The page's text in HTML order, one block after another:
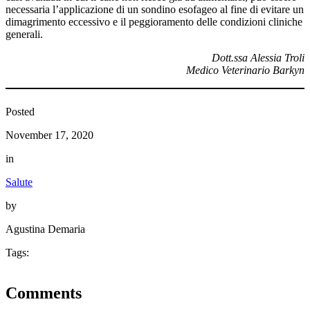
necessaria l’applicazione di un sondino esofageo al fine di evitare un
dimagrimento eccessivo e il peggioramento delle condizioni cliniche
generali.
Dott.ssa Alessia Troli
Medico Veterinario Barkyn
Posted
November 17, 2020
in
Salute
by
Agustina Demaria
Tags:
Comments